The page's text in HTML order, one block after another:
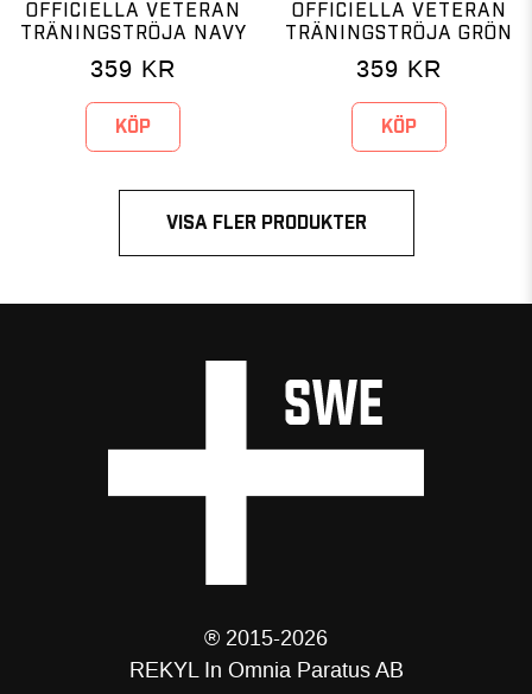
OFFICIELLA VETERAN
TRÄNINGSTRÖJA NAVY
359 KR
KÖP
OFFICIELLA VETERAN
TRÄNINGSTRÖJA GRÖN
359 KR
KÖP
VISA FLER PRODUKTER
® 2015-2026
REKYL In Omnia Paratus AB